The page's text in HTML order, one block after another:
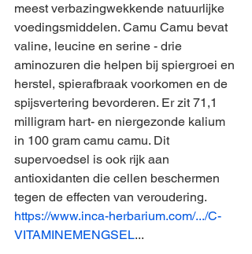
meest verbazingwekkende natuurlijke
voedingsmiddelen. Camu Camu bevat
valine, leucine en serine - drie
aminozuren die helpen bij spiergroei en
herstel, spierafbraak voorkomen en de
spijsvertering bevorderen. Er zit 71,1
milligram hart- en niergezonde kalium
in 100 gram camu camu. Dit
supervoedsel is ook rijk aan
antioxidanten die cellen beschermen
tegen de effecten van veroudering.
https://www.inca-herbarium.com/.../C-
VITAMINEMENGSEL...